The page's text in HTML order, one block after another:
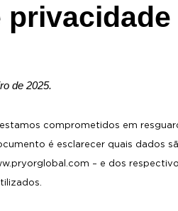
privacidade
de 2025.
estamos comprometidos em
é esclarecer quais dados
– e dos